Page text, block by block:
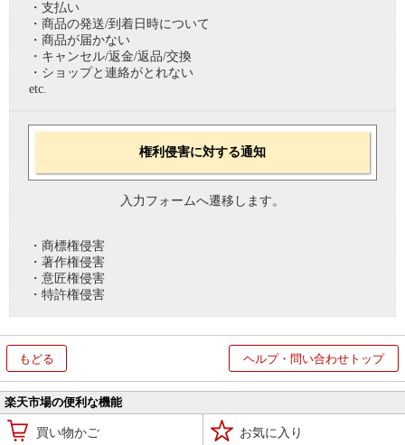
・支払い
・商品の発送/到着日時について
・商品が届かない
・キャンセル/返金/返品/交換
・ショップと連絡がとれない
etc.
権利侵害に対する通知
入力フォームへ遷移します。
・商標権侵害
・著作権侵害
・意匠権侵害
・特許権侵害
もどる ヘルプ・問い合わせトップ
楽天市場の便利な機能
買い物かご お気に入り